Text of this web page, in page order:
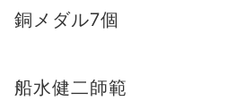
銅メダル7個
船水健二師範